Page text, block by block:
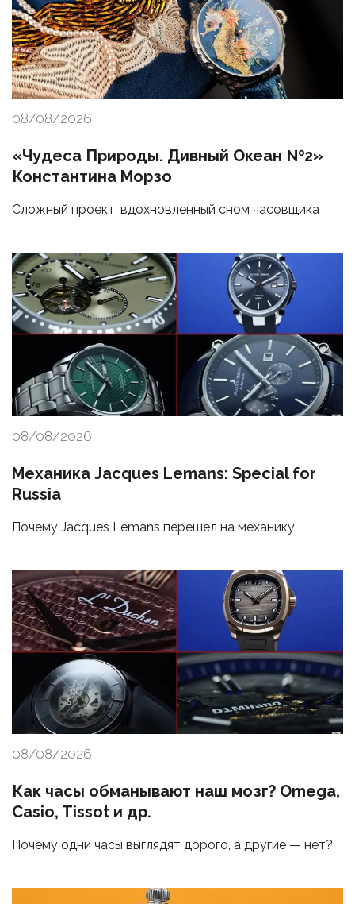
08/08/2026
«Чудеса Природы. Дивный Океан №2»
Константина Морзо
Сложный проект, вдохновленный сном часовщика
08/08/2026
Механика Jacques Lemans: Special for
Russia
Почему Jacques Lemans перешел на механику
08/08/2026
Как часы обманывают наш мозг? Omega,
Casio, Tissot и др.
Почему одни часы выглядят дорого, а другие — нет?